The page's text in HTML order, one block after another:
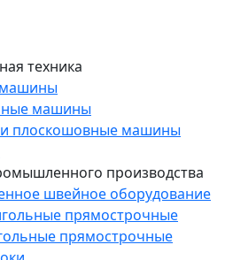
техника
машины
плоскошовные машины
производства
швейное оборудование
прямострочные
прямострочные